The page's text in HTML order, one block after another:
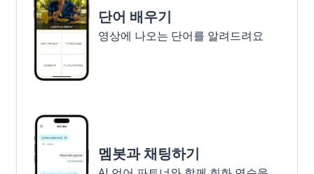
단어 배우기
영상에 나오는 단어를 알려드려요
멤봇과 채팅하기